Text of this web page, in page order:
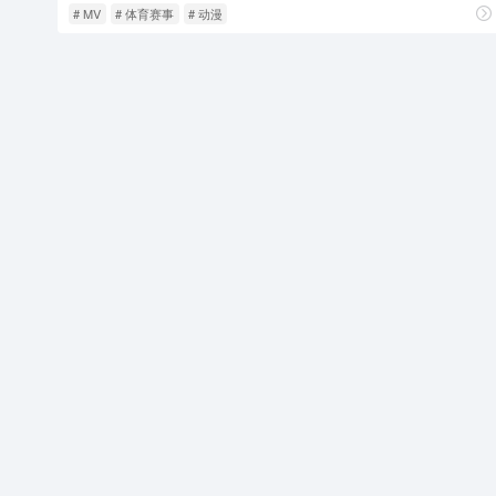
# MV # 体育赛事 # 动漫